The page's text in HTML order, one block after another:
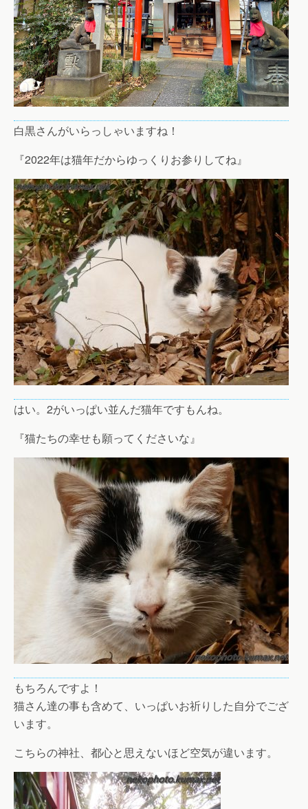
白黒さんがいらっしゃいますね！
『2022年は猫年だからゆっくりお参りしてね』
はい。2がいっぱい並んだ猫年ですもんね。
『猫たちの幸せも願ってくださいな』
もちろんですよ！
猫さん達の事も含めて、いっぱいお祈りした自分でござ
います。
こちらの神社、都心と思えないほど空気が違います。